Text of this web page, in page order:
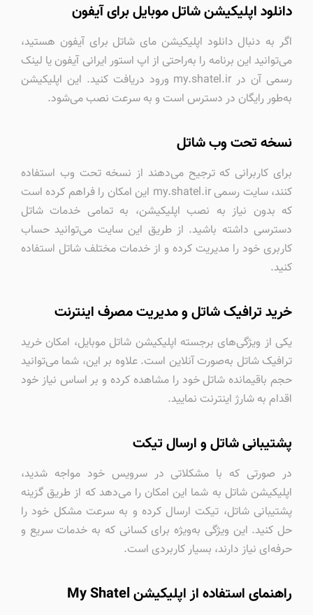
دانلود اپلیکیشن شاتل موبایل برای آیفون
اگر به دنبال دانلود اپلیکیشن مای شاتل برای آیفون هستید،
می‌توانید این برنامه را به‌راحتی از اپ استور ایرانی آیفون یا لینک
رسمی آن در my.shatel.ir ورود دریافت کنید. این اپلیکیشن
به‌طور رایگان در دسترس است و به سرعت نصب می‌شود.
نسخه تحت وب شاتل
برای کاربرانی که ترجیح می‌دهند از نسخه تحت وب استفاده
کنند، سایت رسمی my.shatel.ir این امکان را فراهم کرده است
که بدون نیاز به نصب اپلیکیشن، به تمامی خدمات شاتل
دسترسی داشته باشید. از طریق این سایت می‌توانید حساب
کاربری خود را مدیریت کرده و از خدمات مختلف شاتل استفاده
کنید.
خرید ترافیک شاتل و مدیریت مصرف اینترنت
یکی از ویژگی‌های برجسته اپلیکیشن شاتل موبایل، امکان خرید
ترافیک شاتل به‌صورت آنلاین است. علاوه بر این، شما می‌توانید
حجم باقیمانده شاتل خود را مشاهده کرده و بر اساس نیاز خود
اقدام به شارژ اینترنت نمایید.
پشتیبانی شاتل و ارسال تیکت
در صورتی که با مشکلاتی در سرویس خود مواجه شدید،
اپلیکیشن شاتل به شما این امکان را می‌دهد که از طریق گزینه
پشتیبانی شاتل، تیکت ارسال کرده و به سرعت مشکل خود را
حل کنید. این ویژگی به‌ویژه برای کسانی که به خدمات سریع و
حرفه‌ای نیاز دارند، بسیار کاربردی است.
راهنمای استفاده از اپلیکیشن My Shatel